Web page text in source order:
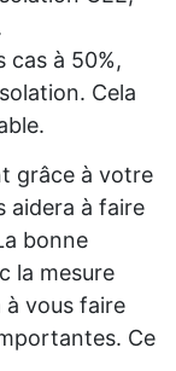
cas à 50%,
Cela
grâce à votre
aidera à faire
bonne
la mesure
à vous faire
Ce